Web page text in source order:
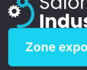
Zone